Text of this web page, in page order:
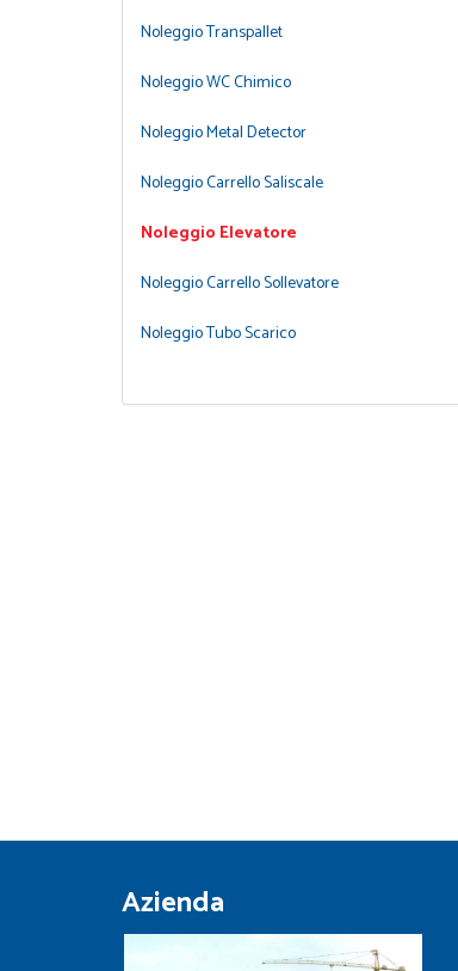
Noleggio Transpallet
Noleggio WC Chimico
Noleggio Metal Detector
Noleggio Carrello Saliscale
Noleggio Elevatore
Noleggio Carrello Sollevatore
Noleggio Tubo Scarico
Azienda